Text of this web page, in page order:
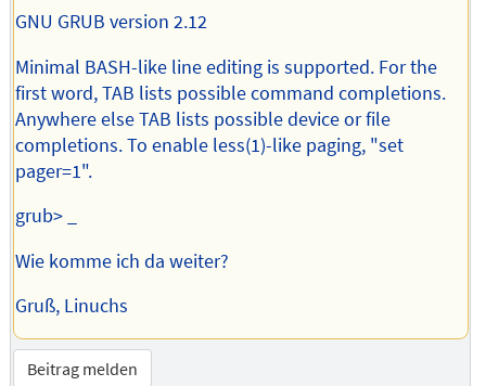
GNU GRUB version 2.12
Minimal BASH-like line editing is supported. For the
first word, TAB lists possible command completions.
Anywhere else TAB lists possible device or file
completions. To enable less(1)-like paging, "set
pager=1".
grub> _
Wie komme ich da weiter?
Gruß, Linuchs
Beitrag melden